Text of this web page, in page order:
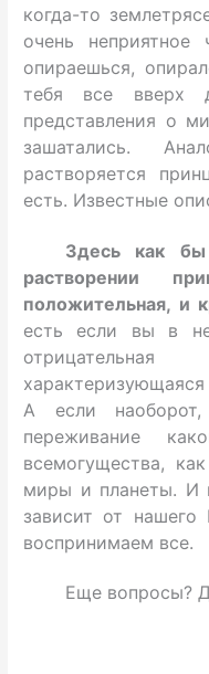
когда-то
очень
опираешься,
тебя все вверх
представления о
зашатались.
растворяется
есть. Известные
Здесь как
растворении
положительная, и
есть если вы в
А если
переживание
всемогущества,
миры и планеты. И
зависит от
воспринимаем все.
Еще вопросы?